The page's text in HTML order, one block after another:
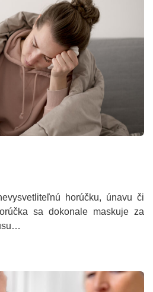
horúčku, únavu či
sa dokonale maskuje za